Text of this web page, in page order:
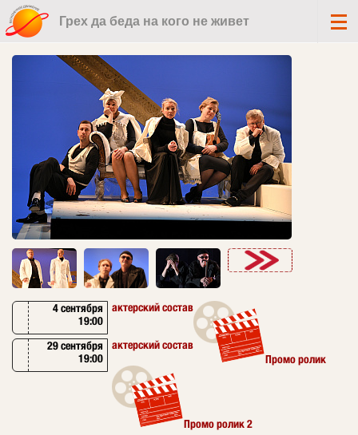
Грех да беда на кого не живет
4 сентября
19:00
актерский состав
29 сентября
19:00
актерский состав
Промо ролик
Промо ролик 2